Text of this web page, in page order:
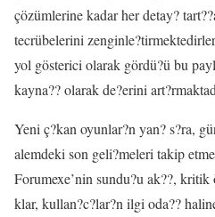
çözümlerine kadar her detay?
tecrübelerini
yol gösterici olarak gördü?ü bu
kayna?? olarak de?erini
Yeni ç?kan oyunlar?n yan? s?ra,
alemdeki son geli?meleri takip
Forumexe’nin sundu?u ak??,
klar, kullan?c?lar?n ilgi oda??